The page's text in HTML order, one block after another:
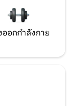
ออกกำลังกาย